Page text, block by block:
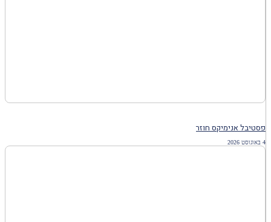
פסטיבל אנימיקס חוזר
4 באוגוסט 2026